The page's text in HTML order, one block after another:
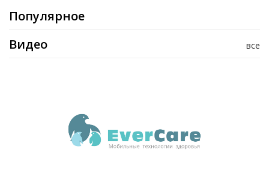
Популярное
все
Видео